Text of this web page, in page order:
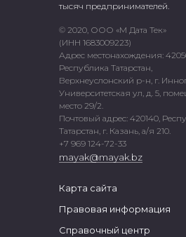
тысяч предпринимателей.
© 2020, ООО «М Дата Тек»
(ИНН 1683009223)
Адрес местонахождения:
Республика Татарстан,
Верхнеуслонский р-н, г.
Университетская ул, д. 5,
место 29/2.
Почтовый адрес: 420140,
Татарстан, г. Казань, а/я 210.
+7 969 124-72-33
mayak@mayak.bz
Карта сайта
Правовая информация
Справочный центр